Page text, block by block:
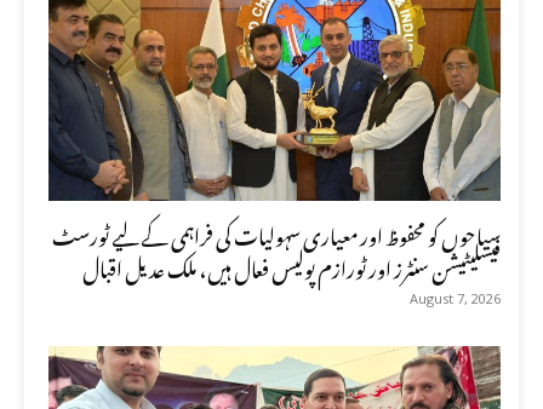
سیاحوں کو محفوظ اور معیاری سہولیات کی فراہمی کے لیے ٹورسٹ
فیسلیٹیشن سنٹرز اور ٹورازم پولیس فعال ہیں، ملک عدیل اقبال
August 7, 2026